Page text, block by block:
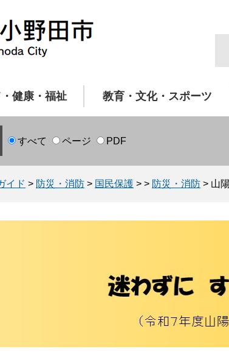
健康・福祉 教育・文化・スポーツ
すべて ページ PDF
イド > 防災・消防 > 国民保護 > > 防災・消防 > 山